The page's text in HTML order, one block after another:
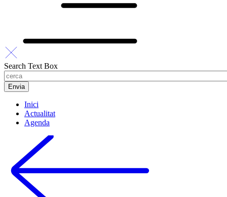
Search Text Box
Inici
Actualitat
Agenda